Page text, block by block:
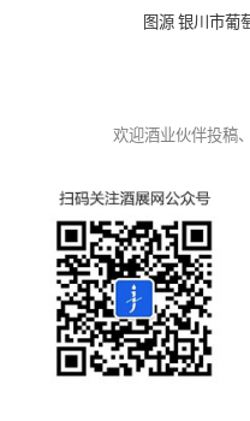
图源 银川市葡
欢迎酒业伙伴投稿